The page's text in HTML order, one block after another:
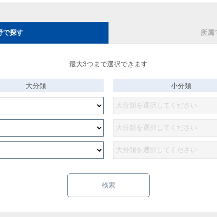
で探す 所属
最大3つまで選択できます
大分類 小分類
検索